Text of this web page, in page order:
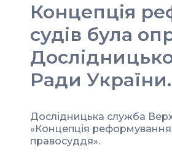
Концепція
судів була
Ради України.
Дослідницька служба
«Концепція
правосуддя».